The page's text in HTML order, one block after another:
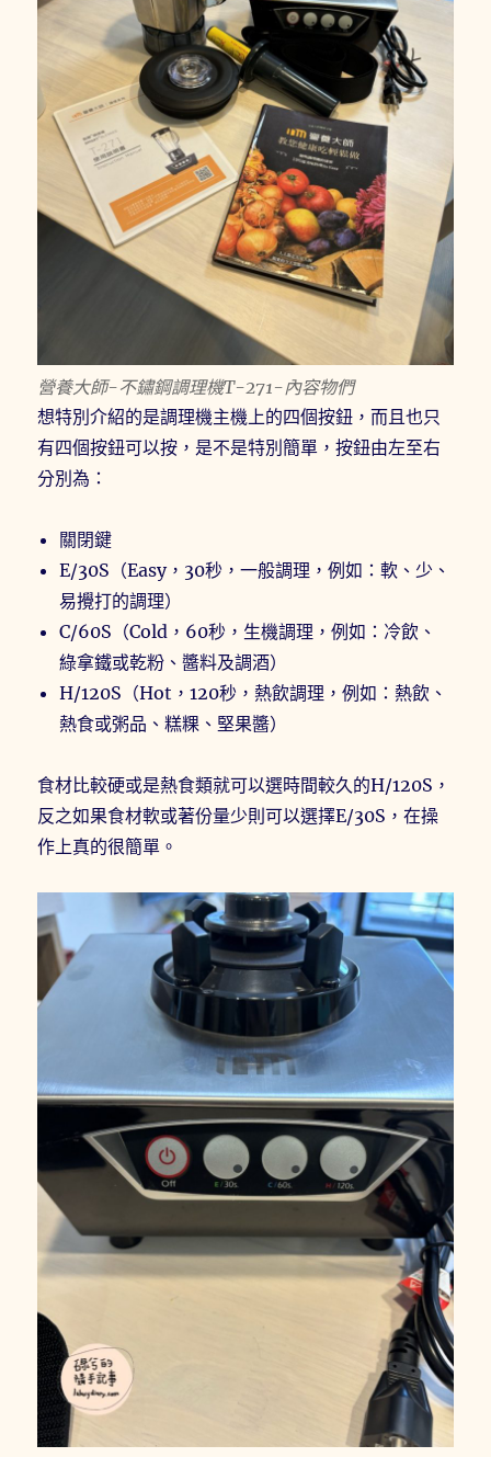
營養大師-不鏽鋼調理機T-271-內容物們
想特別介紹的是調理機主機上的四個按鈕，而且也只
有四個按鈕可以按，是不是特別簡單，按鈕由左至右
分別為：
關閉鍵
E/30S（Easy，30秒，一般調理，例如：軟、少、
易攪打的調理）
C/60S（Cold，60秒，生機調理，例如：冷飲、
綠拿鐵或乾粉、醬料及調酒）
H/120S（Hot，120秒，熱飲調理，例如：熱飲、
熱食或粥品、糕粿、堅果醬）
食材比較硬或是熱食類就可以選時間較久的H/120S，
反之如果食材軟或著份量少則可以選擇E/30S，在操
作上真的很簡單。